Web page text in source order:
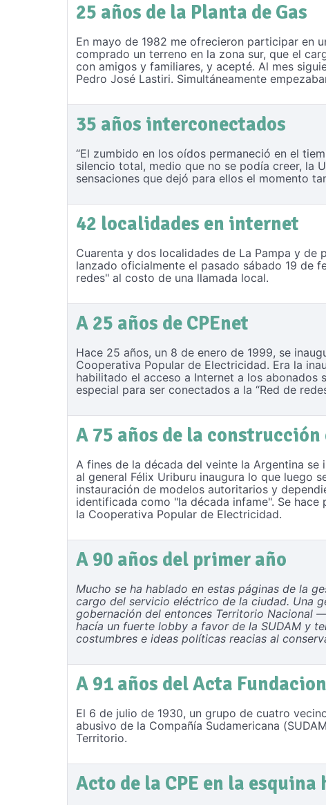
25 años de la Planta de Gas
En mayo de 1982 me ofrecieron participar en
comprado un terreno en la zona sur, que el
con amigos y familiares, y acepté. Al mes
Pedro José Lastiri. Simultáneamente
35 años interconectados
“El zumbido en los oídos permaneció en el
silencio total, medio que no se podía creer, la
sensaciones que dejó para ellos el momento
42 localidades en internet
Cuarenta y dos localidades de La Pampa y
lanzado oficialmente el pasado sábado 19 de
redes" al costo de una llamada local.
A 25 años de CPEnet
Hace 25 años, un 8 de enero de 1999, se
Cooperativa Popular de Electricidad. Era la
habilitado el acceso a Internet a los abonados
especial para ser conectados a la “Red de
A 75 años de la
A fines de la década del veinte la Argentina
al general Félix Uriburu inaugura lo que luego
instauración de modelos autoritarios y
identificada como "la década infame". Se
la Cooperativa Popular de Electricidad.
A 90 años del primer año
Mucho se ha hablado en estas páginas de la
cargo del servicio eléctrico de la ciudad. Una
gobernación del entonces Territorio Nacional
hacía un fuerte lobby a favor de la SUDAM y
costumbres e ideas políticas reacias al
A 91 años del Acta
El 6 de julio de 1930, un grupo de cuatro
abusivo de la Compañía Sudamericana
Territorio.
Acto de la CPE en la